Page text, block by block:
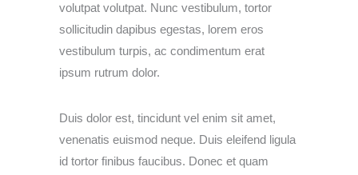
volutpat volutpat. Nunc vestibulum, tortor
sollicitudin dapibus egestas, lorem eros
vestibulum turpis, ac condimentum erat
ipsum rutrum dolor.
Duis dolor est, tincidunt vel enim sit amet,
venenatis euismod neque. Duis eleifend ligula
id tortor finibus faucibus. Donec et quam